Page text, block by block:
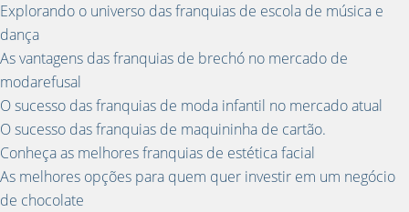
Explorando o universo das franquias de escola de música e
dança
As vantagens das franquias de brechó no mercado de
modarefusal
O sucesso das franquias de moda infantil no mercado atual
O sucesso das franquias de maquininha de cartão.
Conheça as melhores franquias de estética facial
As melhores opções para quem quer investir em um negócio
de chocolate